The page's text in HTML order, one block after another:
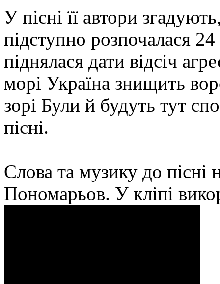
У пісні її автори
підступно розпочалася
піднялася дати відсіч
морі Україна знищить
зорі Були й будуть тут
пісні.
Слова та музику до пісні
Пономарьов. У кліпі